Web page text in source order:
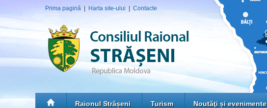
Prima pagină Harta site-ului Contacte
Raionul Strășeni Turism Noutăţi și evenimente